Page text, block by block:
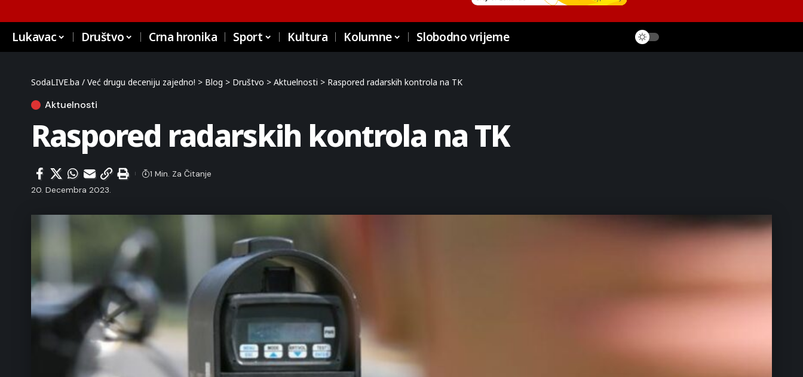
Lukavac Društvo Crna hronika Sport Kultura Kolumne Slobodno vrijeme
SodaLIVE.ba / Već drugu deceniju zajedno! > Blog > Društvo > Aktuelnosti > Raspored radarskih kontrola na TK
Aktuelnosti
Raspored radarskih kontrola na TK
20. Decembra 2023.
1 Min. Za Čitanje